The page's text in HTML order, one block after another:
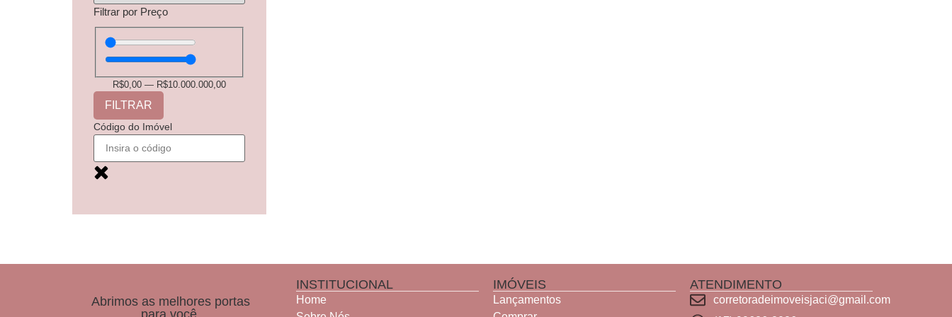
Filtrar por Preço
R$0,00— R$10.000.000,00
FILTRAR
Código do Imóvel
Abrimos as melhores portas
para você.
INSTITUCIONAL
Home
IMÓVEIS
Lançamentos
ATENDIMENTO
corretoradeimoveisjaci@gmail.com